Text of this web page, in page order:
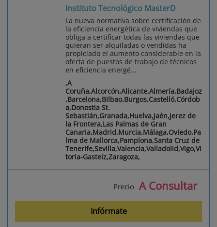
Instituto Tecnológico MasterD
La nueva normativa sobre certificación de
la eficiencia energética de viviendas que
obliga a certificar todas las viviendas que
quieran ser alquiladas o vendidas ha
propiciado el aumento considerable en la
oferta de puestos de trabajo de técnicos
en eficiencia energé...
,A
Coruña,Alcorcón,Alicante,Almería,Badajoz
,Barcelona,Bilbao,Burgos,Castelló,Córdob
a,Donostia St.
Sebastián,Granada,Huelva,Jaén,Jerez de
la Frontera,Las Palmas de Gran
Canaria,Madrid,Murcia,Málaga,Oviedo,Pa
lma de Mallorca,Pamplona,Santa Cruz de
Tenerife,Sevilla,Valencia,Valladolid,Vigo,Vi
toria-Gasteiz,Zaragoza,
Precio A Consultar
Infórmate